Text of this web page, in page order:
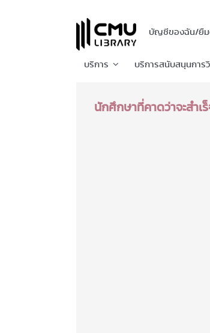
บัญชีของฉัน/ยื
บริการ บริการสนับสนุนการ
นักศึกษาที่คาดว่าจะสำ